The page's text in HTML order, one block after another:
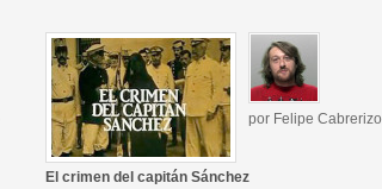
por Felipe Cabrerizo
El crimen del capitán Sánchez